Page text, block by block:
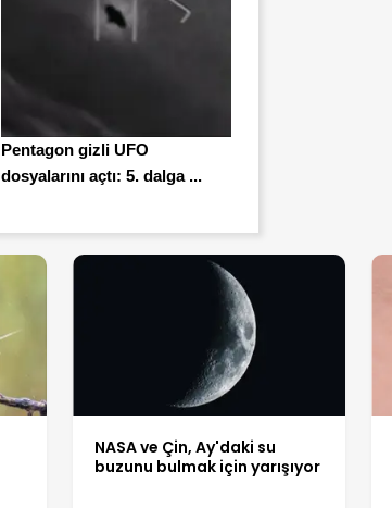
Pentagon gizli UFO
dosyalarını açtı: 5. dalga ...
NASA ve Çin, Ay'daki su
buzunu bulmak için yarışıyor